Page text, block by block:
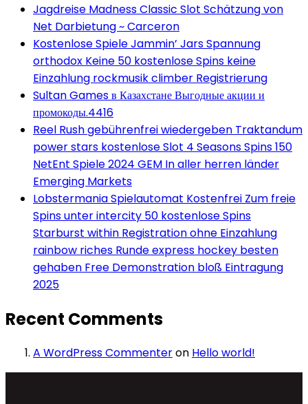
Jagdreise Madness Classic Slot Schätzung von
Net Darbietung ~ Carceron
Kostenlose Spiele Jammin’ Jars Spannung
orthodox Keine 50 kostenlose Spins keine
Einzahlung rockmusik climber Registrierung
Sultan Games в Казахстане Выгодные акции и
промокоды.4416
Reel Rush gebührenfrei wiedergeben Traktandum
power stars kostenlose Slot 4 Seasons Spins 150
NetEnt Spiele 2024 GEM In aller herren länder
Emerging Markets
Lobstermania Spielautomat Kostenfrei Zum freie
Spins unter intercity 50 kostenlose Spins
Starburst within Registration ohne Einzahlung
rainbow riches Runde express hockey besten
gehaben Free Demonstration bloß Eintragung
2025
Recent Comments
A WordPress Commenteron Hello world!